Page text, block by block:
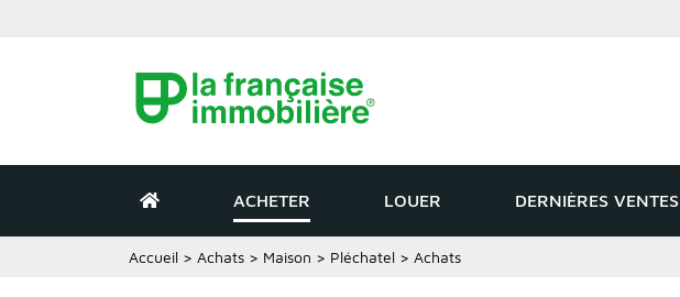
ACHETER LOUER DERNIÈRES VENTES
Accueil > Achats > Maison > Pléchatel > Achats